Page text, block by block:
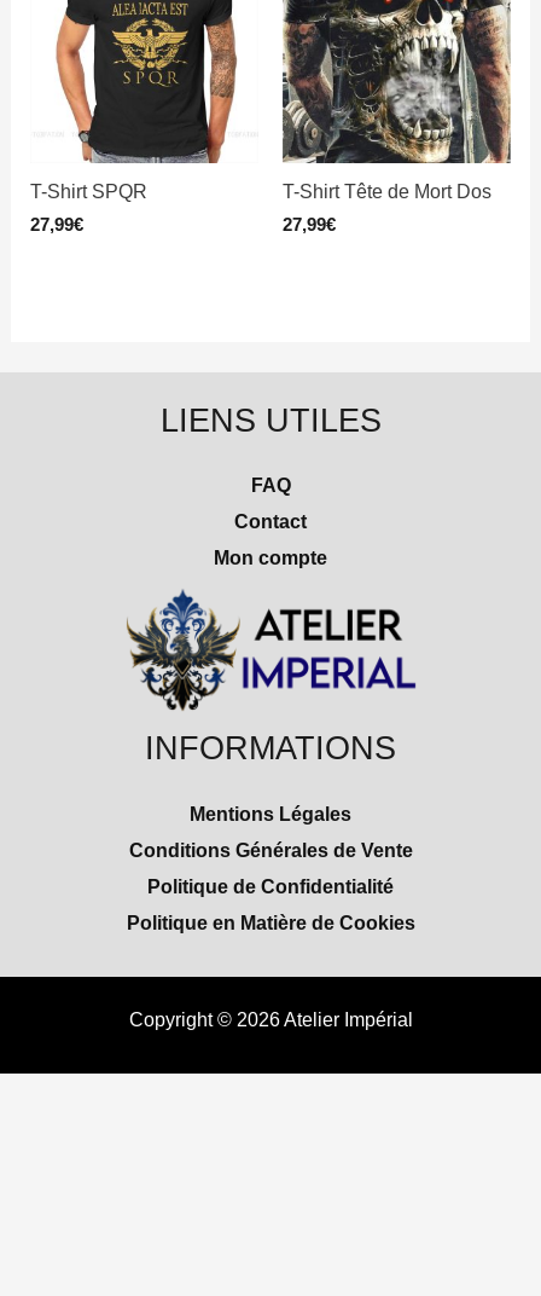
T-Shirt SPQR
27,99€
T-Shirt Tête de Mort Dos
27,99€
LIENS UTILES
FAQ
Contact
Mon compte
INFORMATIONS
Mentions Légales
Conditions Générales de Vente
Politique de Confidentialité
Politique en Matière de Cookies
Copyright © 2026 Atelier Impérial